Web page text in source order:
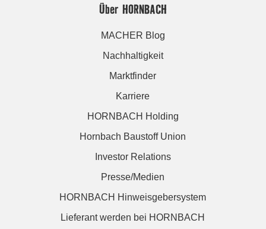
Über HORNBACH
MACHER Blog
Nachhaltigkeit
Marktfinder
Karriere
HORNBACH Holding
Hornbach Baustoff Union
Investor Relations
Presse/Medien
HORNBACH Hinweisgebersystem
Lieferant werden bei HORNBACH